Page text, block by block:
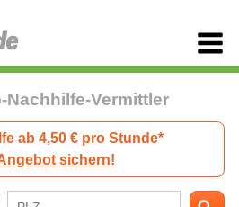
Nachhilfe-Vermittler
ab 4,50 € pro Stunde*
sichern!